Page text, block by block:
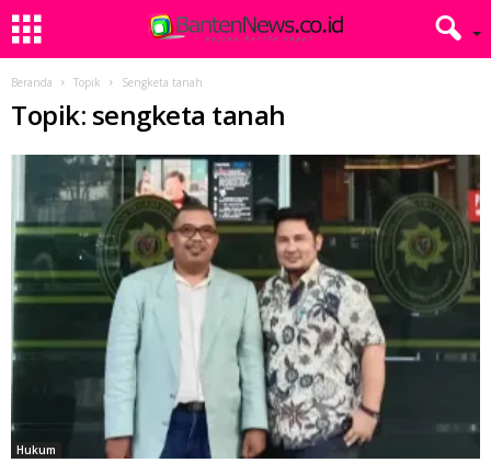
Beranda Topik Sengketa tanah
Topik: sengketa tanah
Hukum